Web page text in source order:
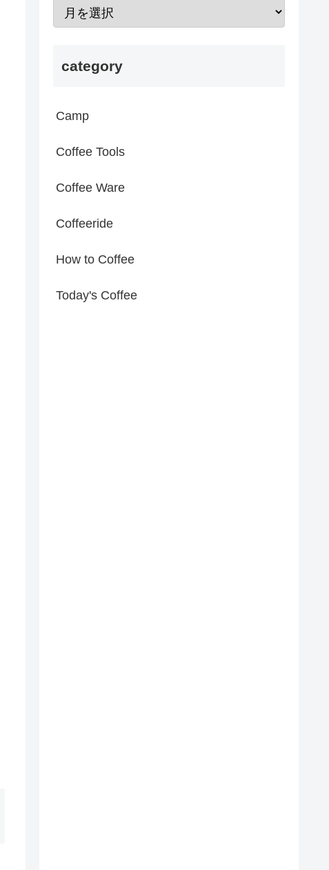
category
Camp
Coffee Tools
Coffee Ware
Coffeeride
How to Coffee
Today's Coffee